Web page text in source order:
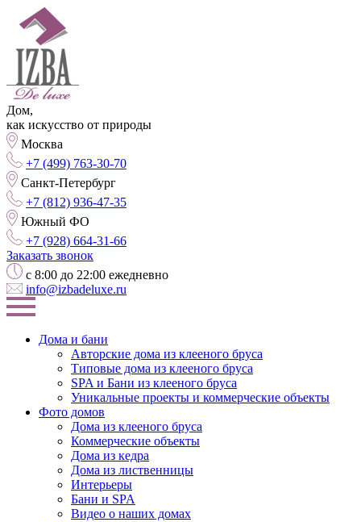
Дом,
как искусство от природы
Москва
+7 (499) 763-30-70
Санкт-Петербург
+7 (812) 936-47-35
Южный ФО
+7 (928) 664-31-66
Заказать звонок
с 8:00 до 22:00 ежедневно
info@izbadeluxe.ru
Дома и бани
Авторские дома из клееного бруса
Типовые дома из клееного бруса
SPA и Бани из клееного бруса
Уникальные проекты и коммерческие объекты
Фото домов
Дома из клееного бруса
Коммерческие объекты
Дома из кедра
Дома из лиственницы
Интерьеры
Бани и SPA
Видео о наших домах